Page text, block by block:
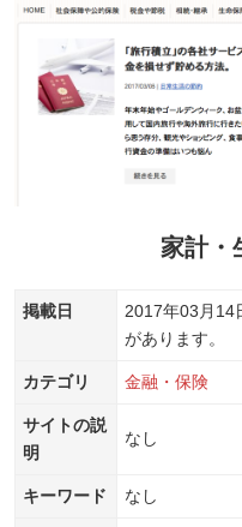
家計・
掲載日 2017年03月14
があります。
カテゴリ 金融・保険
サイトの説
明
なし
キーワード なし